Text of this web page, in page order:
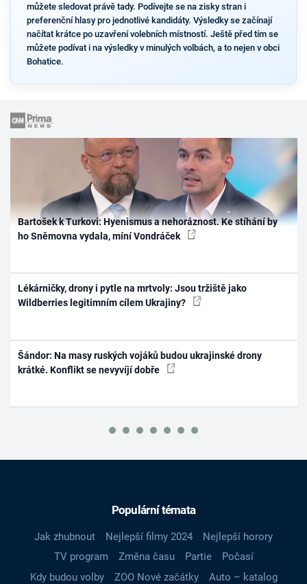
můžete sledovat právě tady. Podívejte se na zisky stran i
preferenční hlasy pro jednotlivé kandidáty. Výsledky se začínají
načítat krátce po uzavření volebních místností. Ještě před tím se
můžete podívat i na výsledky v minulých volbách, a to nejen v obci
Bohatice.
Bartošek k Turkovi: Hyenismus a nehoráznost. Ke stíhání by
ho Sněmovna vydala, míní Vondráček
Lékárničky, drony i pytle na mrtvoly: Jsou tržiště jako
Wildberries legitimním cílem Ukrajiny?
Šándor: Na masy ruských vojáků budou ukrajinské drony
krátké. Konflikt se nevyvíjí dobře
Populární témata
Jak zhubnout Nejlepší filmy 2024
Nejlepší horory
TV program
Změna času Partie
Počasí
Kdy budou volby
ZOO Nové začátky
Auto – katalog